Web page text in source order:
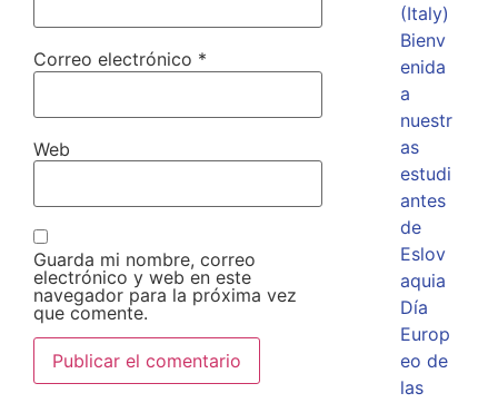
Correo electrónico *
Web
Guarda mi nombre, correo
electrónico y web en este
navegador para la próxima vez
que comente.
(Italy)
Bienv
enida
a
nuestr
as
estudi
antes
de
Eslov
aquia
Día
Europ
eo de
las